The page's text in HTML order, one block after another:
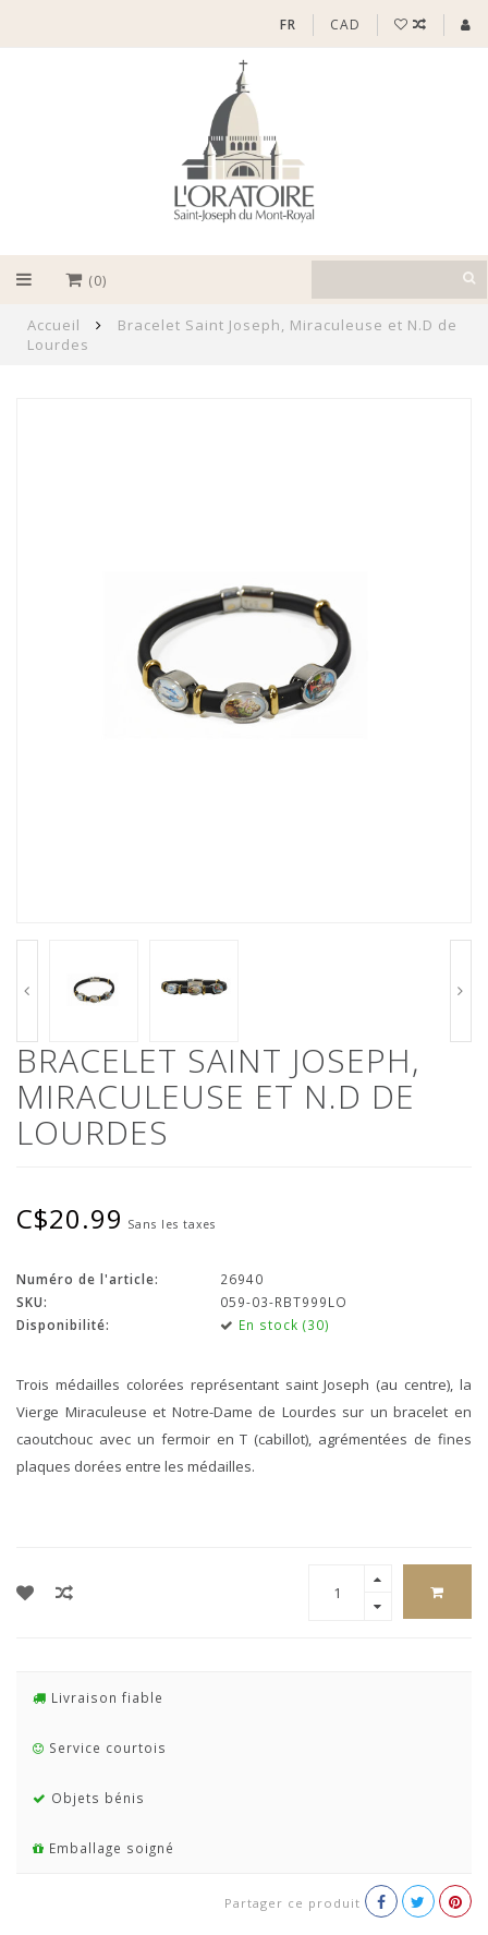
FR CAD
(0)
Accueil
Bracelet Saint Joseph, Miraculeuse et N.D de
Lourdes
BRACELET SAINT JOSEPH,
MIRACULEUSE ET N.D DE
LOURDES
C$20.99 Sans les taxes
Numéro de l'article:
26940
SKU:
059-03-RBT999LO
Disponibilité:
En stock (30)
Trois médailles colorées représentant saint Joseph (au centre), la
Vierge Miraculeuse et Notre-Dame de Lourdes sur un bracelet en
caoutchouc avec un fermoir en T (cabillot), agrémentées de fines
plaques dorées entre les médailles.
Livraison fiable
Service courtois
Objets bénis
Emballage soigné
Partager ce produit